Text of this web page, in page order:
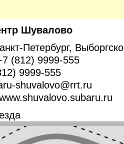
Шувалово
Петербург,
(812) 9999-555
9999-555
shuvalovo@rrt.ru